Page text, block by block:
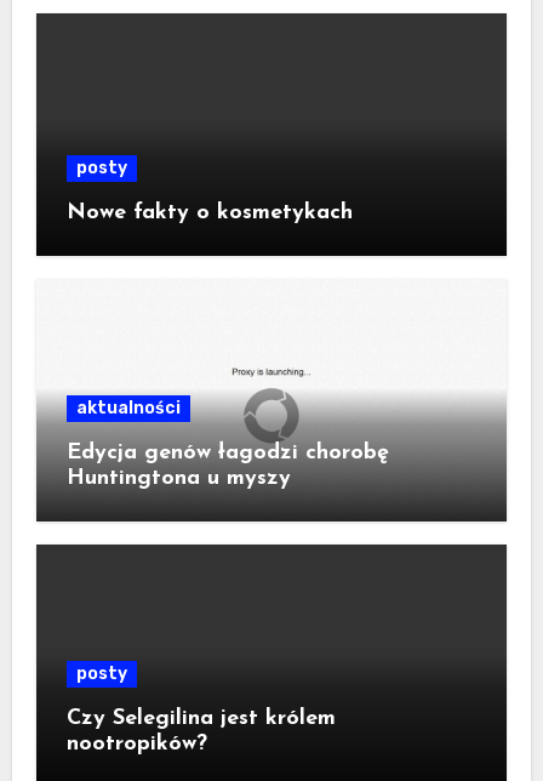
posty
Nowe fakty o kosmetykach
aktualności
Edycja genów łagodzi chorobę
Huntingtona u myszy
posty
Czy Selegilina jest królem
nootropików?